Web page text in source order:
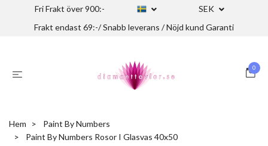
Fri Frakt över 900:-
SEK
Frakt endast 69:-/ Snabb leverans / Nöjd kund Garanti
0
Hem
Paint By Numbers
Paint By Numbers Rosor I Glasvas 40x50